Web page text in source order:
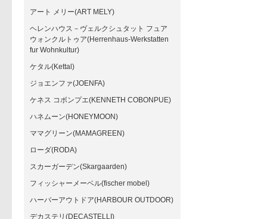
アート メリー(ART MELY)
ヘレンハウス－ヴェルクシュタット フュア
ウォンクルトゥア(Herrenhaus-Werkstatten
fur Wohnkultur)
ケタル(Kettal)
ジョエンファ(JOENFA)
ケネス コボンプエ(KENNETH COBONPUE)
ハネムーン(HONEYMOON)
ママグリーン(MAMAGREEN)
ローダ(RODA)
スカーガーデン(Skargaarden)
フィッシャーメーベル(fischer mobel)
ハーバーアウトドア(HARBOUR OUTDOOR)
デカステリ(DECASTELLI)